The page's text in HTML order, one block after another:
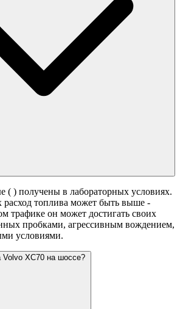
( ) получены в лабораторных условиях.
расход топлива может быть выше -
трафике он может достигать своих
пробками, агрессивным вождением,
условиями.
Volvo XC70 на шоссе?